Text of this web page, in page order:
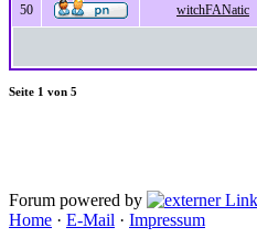
50 witchFANatic
Seite 1 von 5
Forum powered by
Home · E-Mail · Impressum